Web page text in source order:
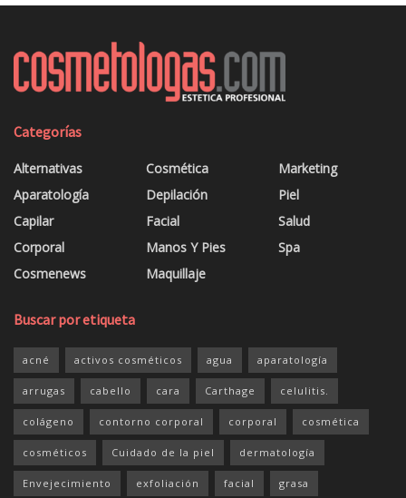
Categorías
Alternativas
Aparatología
Capilar
Corporal
Cosmenews
Cosmética
Depilación
Facial
Manos Y Pies
Maquillaje
Marketing
Piel
Salud
Spa
Buscar por etiqueta
acné activos cosméticos agua aparatología
arrugas cabello cara Carthage celulitis.
colágeno contorno corporal corporal cosmética
cosméticos Cuidado de la piel dermatología
Envejecimiento exfoliación facial grasa